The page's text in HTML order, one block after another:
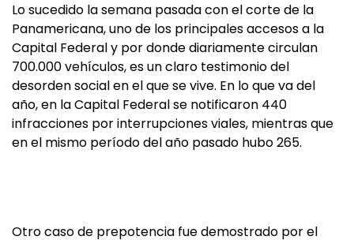
Lo sucedido la semana pasada con el corte de la
Panamericana, uno de los principales accesos a la
Capital Federal y por donde diariamente circulan
700.000 vehículos, es un claro testimonio del
desorden social en el que se vive. En lo que va del
año, en la Capital Federal se notificaron 440
infracciones por interrupciones viales, mientras que
en el mismo período del año pasado hubo 265.
Otro caso de prepotencia fue demostrado por el